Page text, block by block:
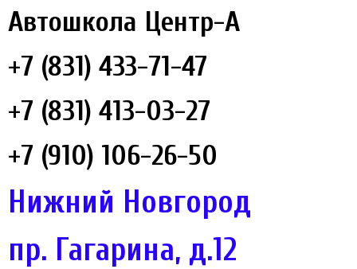
Автошкола Центр-А
+7 (831) 433-71-47
+7 (831) 413-03-27
+7 (910) 106-26-50
Нижний Новгород
пр. Гагарина, д.12